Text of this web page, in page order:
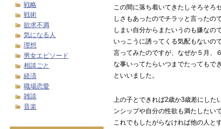
この間に落ち着いてきたしそろそろ
しさもあったのでチラッと言ったの
しまい自分からまたいうのも嫌なの
いっこうに誘ってくる気配もないの
言ってみたのですが、なぜか５月、
な事いってたらいつまでたってもで
といいました。
上の子とできれば2歳か3歳差にし
ンシップや自分の性欲も満たしたい
これでもしたがらなければ他の人と
戦略
戦術
欲求不満
気になる人
理想
男女エピソード
相談ごと
経済
職場恋愛
雑談
音楽